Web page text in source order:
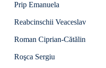
Prip Emanuela
Reabcinschii Veaceslav
Roman Ciprian-Cătălin
Roşca Sergiu